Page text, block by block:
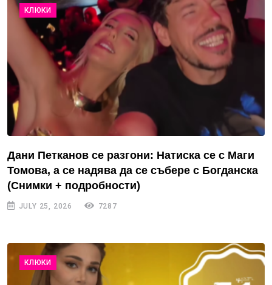
КЛЮКИ
Дани Петканов се разгони: Натиска се с Маги
Томова, а се надява да се събере с Богданска
(Снимки + подробности)
JULY 25, 2026 7287
КЛЮКИ